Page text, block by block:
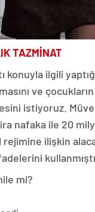
TAZMİNAT
konuyla ilgili
ve
istiyoruz.
nafaka ile 20
rejimine ilişkin
kullanmıştı.